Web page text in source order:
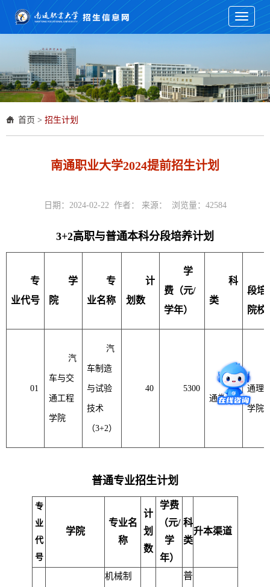
Toggle
首页 > 招生计划
南通职业大学2024提前招生计划
日期：2024-02-22 作者： 来源： 浏览量： 42584
3+2高职与普通本科分段培养计划
专
业代号
学
院
专
业名称
计
划数
学
费（元/
学年）
科
类
段培
院校
01
汽
车与交
通工程
学院
汽
车制造
与试验
技术
（3+2）
40 5300
普
通类
通理
学院
普通专业招生计划
专
业
代
号
学院
专业名
称
计
划
数
学费
（元/
学
年）
科
类
升本渠道
机械制
普